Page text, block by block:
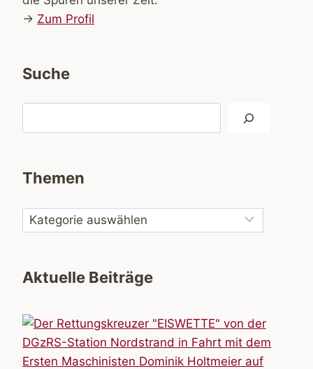
→ Zum Profil
Suche
Themen
Aktuelle Beiträge